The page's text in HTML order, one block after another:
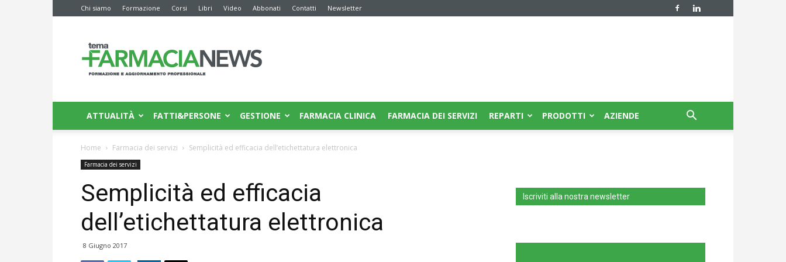
Chi siamo Formazione Corsi Libri Video Abbonati Contatti Newsletter
News
ATTUALITÀ FATTI&PERSONE GESTIONE FARMACIA CLINICA FARMACIA DEI SERVIZI REPARTI PRODOTTI AZIENDE
Home Farmacia dei servizi Semplicità ed efficacia dell’etichettatura elettronica
Farmacia dei servizi
Semplicità ed efficacia
dell’etichettatura elettronica
8 Giugno 2017
Iscriviti alla nostra newsletter